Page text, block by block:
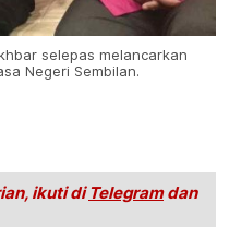
selepas melancarkan
Negeri Sembilan.
ikuti di Telegramdan